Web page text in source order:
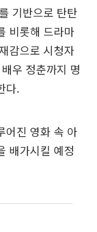
기반으로 탄탄
비롯해 드라마
감으로 시청자
우 정춘까지 명
다.
어진 영화 속 아
배가시킬 예정